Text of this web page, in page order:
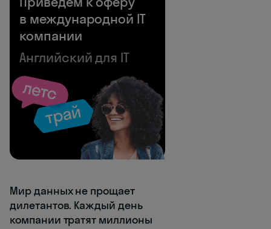
в международной IT
компании
Английский для IT
Мир данных не прощает
дилетантов. Каждый день
компании тратят миллионы